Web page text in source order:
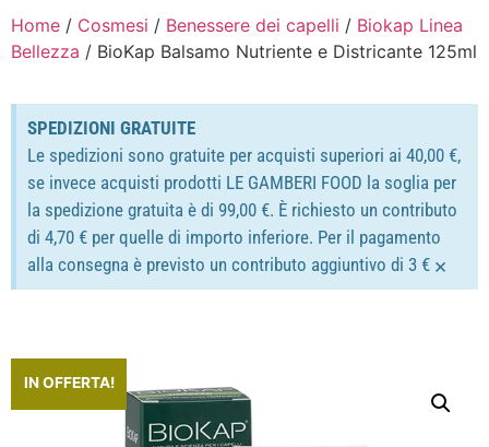
Home / Cosmesi / Benessere dei capelli / Biokap Linea
Bellezza / BioKap Balsamo Nutriente e Districante 125ml
SPEDIZIONI GRATUITE
Le spedizioni sono gratuite per acquisti superiori ai 40,00 €,
se invece acquisti prodotti LE GAMBERI FOOD la soglia per
la spedizione gratuita è di 99,00 €. È richiesto un contributo
di 4,70 € per quelle di importo inferiore. Per il pagamento
alla consegna è previsto un contributo aggiuntivo di 3 € ×
IN OFFERTA!